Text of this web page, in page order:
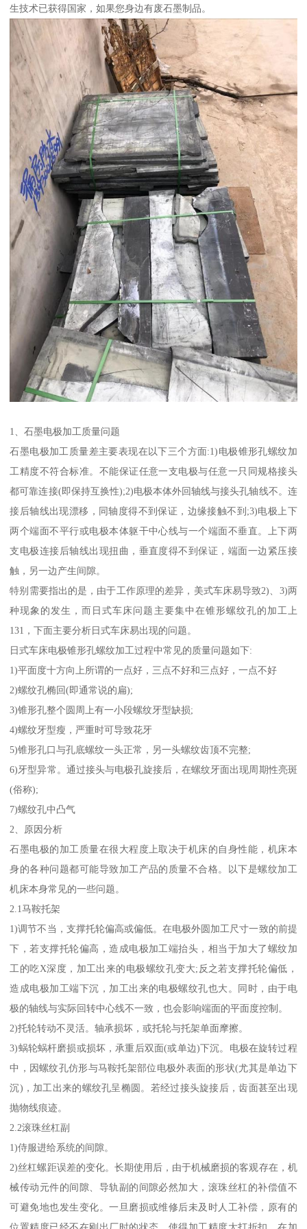
生技术已获得国家，如果您身边有废石墨制品。
1、石墨电极加工质量问题
石墨电极加工质量差主要表现在以下三个方面:1)电极锥形孔螺纹加
工精度不符合标准。不能保证任意一支电极与任意一只同规格接头
都可靠连接(即保持互换性);2)电极本体外回轴线与接头孔轴线不。连
接后轴线出现漂移，同轴度得不到保证，边缘接触不到;3)电极上下
两个端面不平行或电极本体躯干中心线与一个端面不垂直。上下两
支电极连接后轴线出现扭曲，垂直度得不到保证，端面一边紧压接
触，另一边产生间隙。
特别需要指出的是，由于工作原理的差异，美式车床易导致2)、3)两
种现象的发生，而日式车床问题主要集中在锥形螺纹孔的加工上
131，下面主要分析日式车床易出现的问题。
日式车床电极锥形孔螺纹加工过程中常见的质量问题如下:
1)平面度十方向上所谓的一点好，三点不好和三点好，一点不好
2)螺纹孔椭回(即通常说的扁);
3)锥形孔整个圆周上有一小段螺纹牙型缺损;
4)螺纹牙型瘦，严重时可导致花牙
5)锥形孔口与孔底螺纹一头正常，另一头螺纹齿顶不完整;
6)牙型异常。通过接头与电极孔旋接后，在螺纹牙面出现周期性亮斑
(俗称);
7)螺纹孔中凸气
2、原因分析
石墨电极的加工质量在很大程度上取决于机床的自身性能，机床本
身的各种问题都可能导致加工产品的质量不合格。以下是螺纹加工
机床本身常见的一些问题。
2.1马鞍托架
1)调节不当，支撑托轮偏高或偏低。在电极外圆加工尺寸一致的前提
下，若支撑托轮偏高，造成电极加工端抬头，相当于加大了螺纹加
工的吃X深度，加工出来的电极螺纹孔变大;反之若支撑托轮偏低，
造成电极加工端下沉，加工出来的电极螺纹孔也大。同时，由于电
极的轴线与实际回转中心线不一致，也会影响端面的平面度控制。
2)托轮转动不灵活。轴承损坏，或托轮与托架单面摩擦。
3)蜗轮蜗杆磨损或损坏，承重后双面(或单边)下沉。电极在旋转过程
中，因螺纹孔仿形与马鞍托架部位电极外表面的形状(尤其是单边下
沉)，加工出来的螺纹孔呈椭圆。若经过接头旋接后，齿面甚至出现
抛物线痕迹。
2.2滚珠丝杠副
1)侍服进给系统的间隙。
2)丝杠螺距误差的变化。长期使用后，由于机械磨损的客观存在，机
械传动元件的间隙、导轨副的间隙必然加大，滚珠丝杠的补偿值不
可避免地也发生变化。一旦磨损或维修后未及时人工补偿，原有的